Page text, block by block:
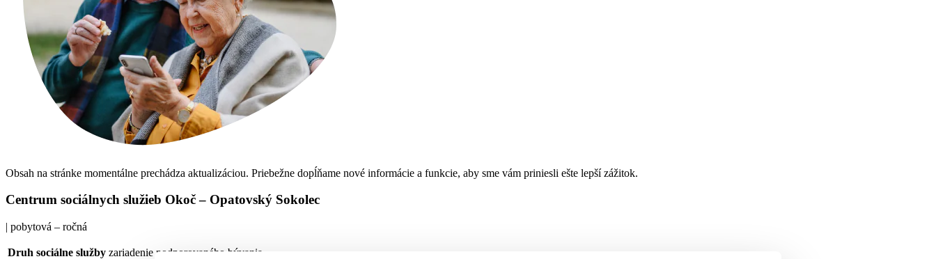
Obsah na stránke momentálne prechádza aktualizáciou. Priebežne dopĺňame nové informácie a funkcie, aby sme vám priniesli ešte lepší zážitok.
Centrum sociálnych služieb Okoč – Opatovský Sokolec
| pobytová – ročná
Druh sociálne služby zariadenie podporovaného bývania